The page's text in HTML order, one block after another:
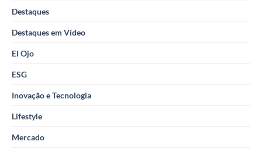
Destaques
Destaques em Vídeo
El Ojo
ESG
Inovação e Tecnologia
Lifestyle
Mercado